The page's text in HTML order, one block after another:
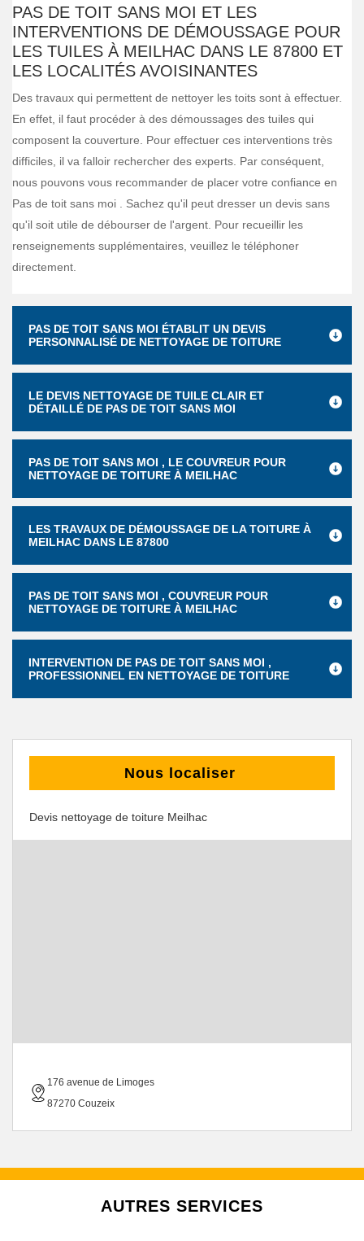
PAS DE TOIT SANS MOI ET LES
INTERVENTIONS DE DÉMOUSSAGE POUR
LES TUILES À MEILHAC DANS LE 87800 ET
LES LOCALITÉS AVOISINANTES
Des travaux qui permettent de nettoyer les toits sont à effectuer.
En effet, il faut procéder à des démoussages des tuiles qui
composent la couverture. Pour effectuer ces interventions très
difficiles, il va falloir rechercher des experts. Par conséquent,
nous pouvons vous recommander de placer votre confiance en
Pas de toit sans moi . Sachez qu'il peut dresser un devis sans
qu'il soit utile de débourser de l'argent. Pour recueillir les
renseignements supplémentaires, veuillez le téléphoner
directement.
PAS DE TOIT SANS MOI ÉTABLIT UN DEVIS
PERSONNALISÉ DE NETTOYAGE DE TOITURE
LE DEVIS NETTOYAGE DE TUILE CLAIR ET
DÉTAILLÉ DE PAS DE TOIT SANS MOI
PAS DE TOIT SANS MOI , LE COUVREUR POUR
NETTOYAGE DE TOITURE À MEILHAC
LES TRAVAUX DE DÉMOUSSAGE DE LA TOITURE À
MEILHAC DANS LE 87800
PAS DE TOIT SANS MOI , COUVREUR POUR
NETTOYAGE DE TOITURE À MEILHAC
INTERVENTION DE PAS DE TOIT SANS MOI ,
PROFESSIONNEL EN NETTOYAGE DE TOITURE
Nous localiser
Devis nettoyage de toiture Meilhac
176 avenue de Limoges
87270 Couzeix
AUTRES SERVICES